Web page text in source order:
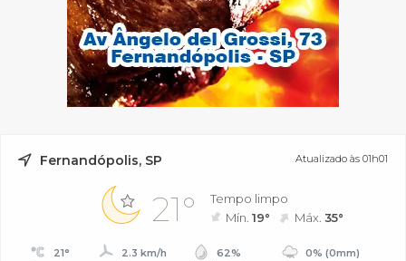
Fernandópolis, SP Atualizado às 01h01
21°
Tempo limpo
Mín.19° Máx.35°
21° 2.3 km/h 62% 0% (0mm)